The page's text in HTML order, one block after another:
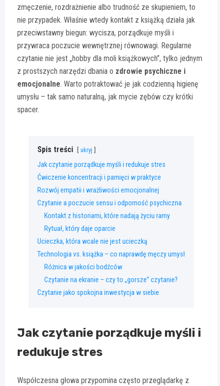
zmęczenie, rozdrażnienie albo trudność ze skupieniem, to
nie przypadek. Właśnie wtedy kontakt z książką działa jak
przeciwstawny biegun: wycisza, porządkuje myśli i
przywraca poczucie wewnętrznej równowagi. Regularne
czytanie nie jest „hobby dla moli książkowych”, tylko jednym
z prostszych narzędzi dbania o zdrowie psychiczne i
emocjonalne. Warto potraktować je jak codzienną higienę
umysłu – tak samo naturalną, jak mycie zębów czy krótki
spacer.
Spis treści ukryj
Jak czytanie porządkuje myśli i redukuje stres
Ćwiczenie koncentracji i pamięci w praktyce
Rozwój empatii i wrażliwości emocjonalnej
Czytanie a poczucie sensu i odporność psychiczna
Kontakt z historiami, które nadają życiu ramy
Rytuał, który daje oparcie
Ucieczka, która wcale nie jest ucieczką
Technologia vs. książka – co naprawdę męczy umysł
Różnica w jakości bodźców
Czytanie na ekranie – czy to „gorsze” czytanie?
Czytanie jako spokojna inwestycja w siebie
Jak czytanie porządkuje myśli i
redukuje stres
Współczesna głowa przypomina często przeglądarkę z